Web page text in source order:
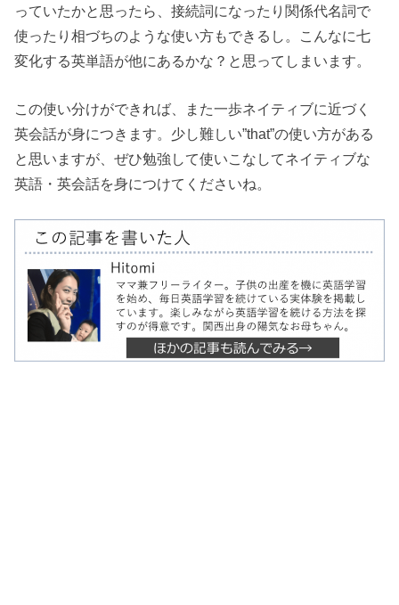
っていたかと思ったら、接続詞になったり関係代名詞で
使ったり相づちのような使い方もできるし。こんなに七
変化する英単語が他にあるかな？と思ってしまいます。
この使い分けができれば、また一歩ネイティブに近づく
英会話が身につきます。少し難しい”that”の使い方がある
と思いますが、ぜひ勉強して使いこなしてネイティブな
英語・英会話を身につけてくださいね。